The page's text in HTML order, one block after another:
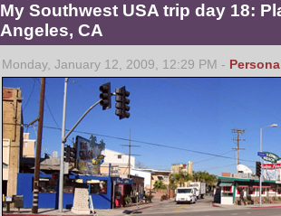
My Southwest USA trip day 18:
Angeles, CA
Monday, January 12, 2009, 12:29 PM -